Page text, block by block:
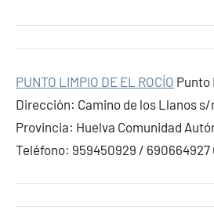
PUNTO LIMPIO DE EL ROCÍO Punto
Dirección: Camino de los Llanos
Provincia: Huelva Comunidad
Teléfono: 959450929 / 690664927